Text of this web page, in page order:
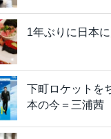
1年ぶりに日本
下町ロケットを
本の今＝三浦茜